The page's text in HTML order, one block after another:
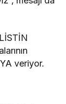
veriyor.